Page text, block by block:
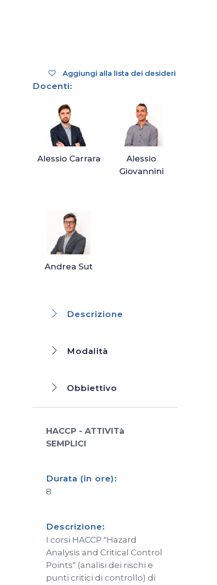
Aggiungi alla lista dei desideri
Docenti:
Alessio Carrara
Alessio
Giovannini
Andrea Sut
Descrizione
Modalità
Obbiettivo
HACCP - ATTIVITà
SEMPLICI
Durata (in ore):
8
Descrizione:
I corsi HACCP "Hazard
Analysis and Critical Control
Points" (analisi dei rischi e
punti critici di controllo) di